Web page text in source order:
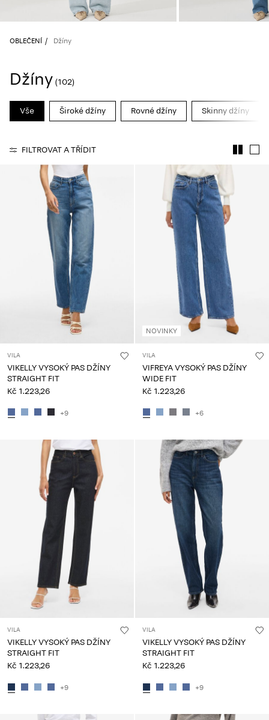
OBLEČENÍ Džíny
Džíny (102)
Vše Široké džíny Rovné džíny Skinny džíny
FILTROVAT A TŘÍDIT
VILA
VIKELLY VYSOKÝ PAS DŽÍNY
STRAIGHT FIT
Kč 1.223,26
+9
NOVINKY
VILA
VIFREYA VYSOKÝ PAS DŽÍNY
WIDE FIT
Kč 1.223,26
+6
VILA
VIKELLY VYSOKÝ PAS DŽÍNY
STRAIGHT FIT
Kč 1.223,26
+9
VILA
VIKELLY VYSOKÝ PAS DŽÍNY
STRAIGHT FIT
Kč 1.223,26
+9